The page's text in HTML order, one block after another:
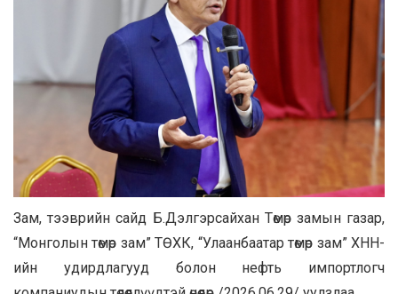
Зам, тээврийн сайд Б.Дэлгэрсайхан Төмөр замын газар,
“Монголын төмөр зам” ТӨХК, “Улаанбаатар төмөр зам” ХНН-
ийн удирдлагууд болон нефть импортлогч